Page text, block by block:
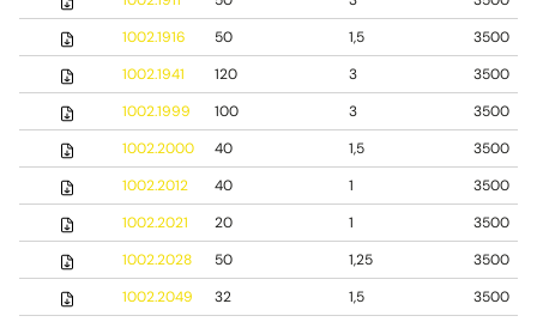
1002.1916
50 1,5
3500
1002.1941
120 3
3500
1002.1999
100 3
3500
1002.2000
40 1,5
3500
1002.2012
40 1
3500
1002.2021
20 1
3500
1002.2028
50 1,25
3500
1002.2049
32 1,5 3500